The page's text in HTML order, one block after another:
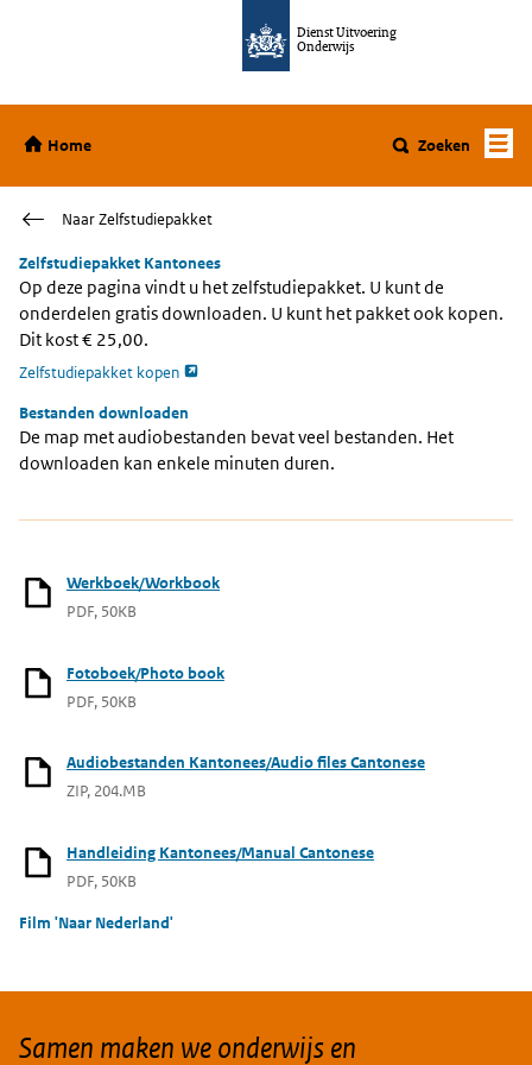
Dienst Uitvoering
Onderwijs
Home
Home Zoeken
Naar Zelfstudiepakket
Zelfstudiepakket Kantonees
Op deze pagina vindt u het zelfstudiepakket. U kunt de
onderdelen gratis downloaden. U kunt het pakket ook kopen.
Dit kost € 25,00.
Zelfstudiepakket kopen opent externe pagina
Bestanden downloaden
De map met audiobestanden bevat veel bestanden. Het
downloaden kan enkele minuten duren.
Werkboek/Workbook
PDF, 50KB
Fotoboek/Photo book
PDF, 50KB
Audiobestanden Kantonees/Audio files Cantonese
ZIP, 204.MB
Handleiding Kantonees/Manual Cantonese
PDF, 50KB
Film 'Naar Nederland'
Samen maken we onderwijs en